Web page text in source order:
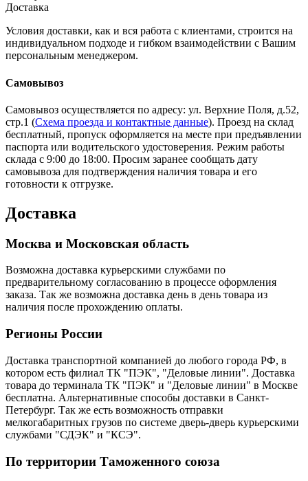
Доставка
Условия доставки, как и вся работа с клиентами, строится на
индивидуальном подходе и гибком взаимодействии с Вашим
персональным менеджером.
Самовывоз
Самовывоз осуществляется по адресу: ул. Верхние Поля, д.52,
стр.1 (Схема проезда и контактные данные). Проезд на склад
бесплатный, пропуск оформляется на месте при предъявлении
паспорта или водительского удостоверения. Режим работы
склада с 9:00 до 18:00. Просим заранее сообщать дату
самовывоза для подтверждения наличия товара и его
готовности к отгрузке.
Доставка
Москва и Московская область
Возможна доставка курьерскими службами по
предварительному согласованию в процессе оформления
заказа. Так же возможна доставка день в день товара из
наличия после прохождению оплаты.
Регионы России
Доставка транспортной компанией до любого города РФ, в
котором есть филиал ТК "ПЭК", "Деловые линии". Доставка
товара до терминала ТК "ПЭК" и "Деловые линии" в Москве
бесплатна. Альтернативные способы доставки в Санкт-
Петербург. Так же есть возможность отправки
мелкогабаритных грузов по системе дверь-дверь курьерскими
службами "СДЭК" и "КСЭ".
По территории Таможенного союза